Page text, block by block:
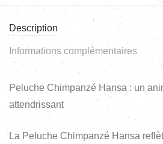
Description
Informations complémentaires
Peluche Chimpanzé Hansa : un
attendrissant
La Peluche Chimpanzé Hansa